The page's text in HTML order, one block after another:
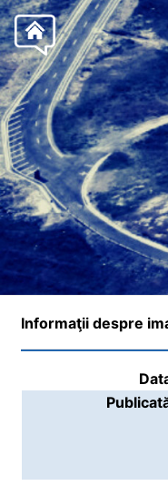
Informaţii despre